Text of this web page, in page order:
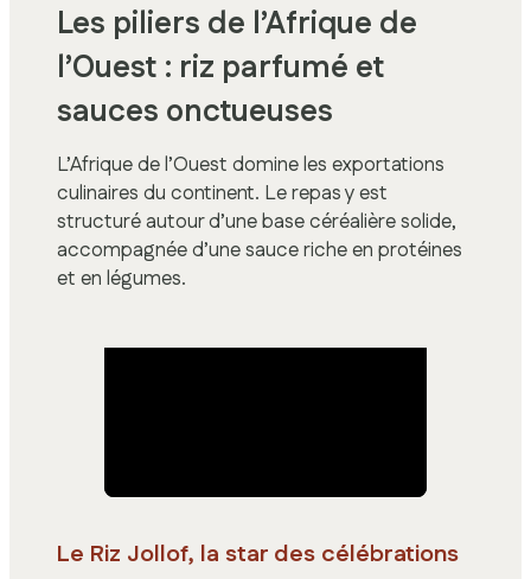
Les piliers de l’Afrique de
l’Ouest : riz parfumé et
sauces onctueuses
L’Afrique de l’Ouest domine les exportations
culinaires du continent. Le repas y est
structuré autour d’une base céréalière solide,
accompagnée d’une sauce riche en protéines
et en légumes.
Le Riz Jollof, la star des célébrations